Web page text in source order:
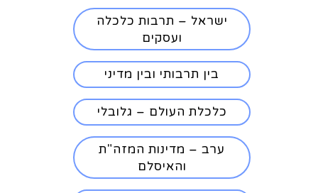
ישראל – תרבות כלכלה
ועסקים
בין תרבותי ובין מדיני
כלכלת העולם – גלובלי
ערב – מדינות המזה"ת
והאיסלם